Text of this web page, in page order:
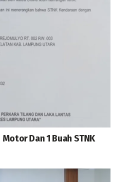
Dan 1 Buah STNK